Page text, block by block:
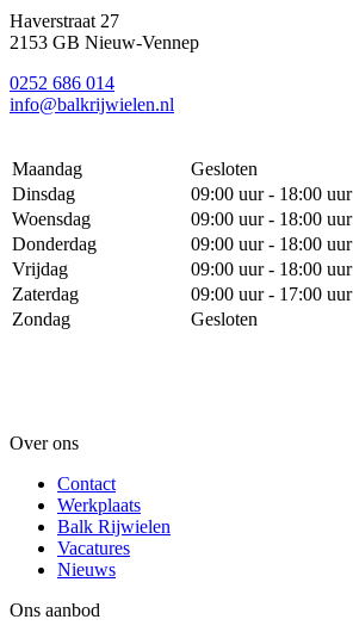
Haverstraat 27
2153 GB Nieuw-Vennep
0252 686 014
info@balkrijwielen.nl
Maandag
Gesloten
Dinsdag
09:00 uur - 18:00 uur
Woensdag
09:00 uur - 18:00 uur
Donderdag
09:00 uur - 18:00 uur
Vrijdag
09:00 uur - 18:00 uur
Zaterdag
09:00 uur - 17:00 uur
Zondag
Gesloten
Over ons
Contact
Werkplaats
Balk Rijwielen
Vacatures
Nieuws
Ons aanbod